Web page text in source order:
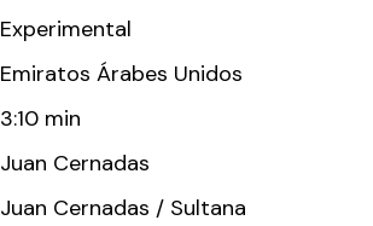
Experimental
Emiratos Árabes Unidos
3:10 min
Juan Cernadas
Juan Cernadas / Sultana